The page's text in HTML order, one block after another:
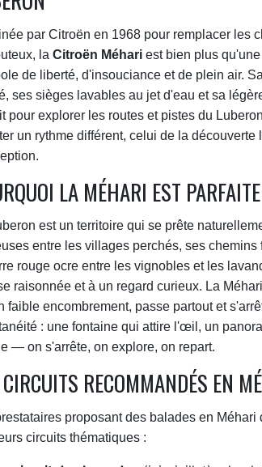
par Citroën en 1968 pour remplacer les
la Citroën Méhariest bien plus
de liberté, d'insouciance et de plein air.
ses sièges lavables au jet d'eau et sa
pour explorer les routes et pistes du
un rythme différent, celui de la découverte
LA MÉHARI EST
est un territoire qui se prête
entre les villages perchés, ses
rouge ocre entre les vignobles et les
raisonnée et à un regard curieux. La
faible encombrement, passe partout et
: une fontaine qui attire l'œil, un
— on s'arrête, on explore, on repart.
RECOMMANDÉS EN
proposant des balades en
circuits thématiques :